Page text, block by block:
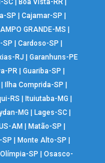
SC Boa Vista-RR
SP Cajamar-SP
GRANDE-MS
SP Cardoso-SP
RJ
Garanhuns-PE
PR| Guariba-SP
Ilha Comprida-SP
RS Ituiutaba-MG
MG Lages-SC|
AM Matão-SP
SP Monte Alto-SP
Olímpia-SP |Osasco-